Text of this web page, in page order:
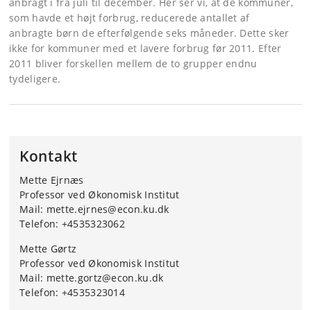
som havde et højt forbrug, reducerede antallet af
anbragte børn de efterfølgende seks måneder. Dette sker
ikke for kommuner med et lavere forbrug før 2011. Efter
2011 bliver forskellen mellem de to grupper endnu
tydeligere.
Kontakt
Mette Ejrnæs
Professor ved Økonomisk Institut
Mail: mette.ejrnes@econ.ku.dk
Telefon: +4535323062
Mette Gørtz
Professor ved Økonomisk Institut
Mail: mette.gortz@econ.ku.dk
Telefon: +4535323014